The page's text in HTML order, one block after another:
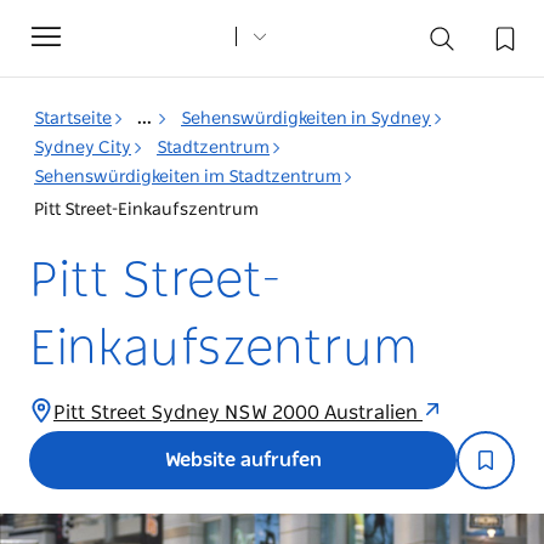
Toggle
navigation
Startseite ...
Sehenswürdigkeiten in Sydney
Sydney City
Stadtzentrum
Sehenswürdigkeiten im Stadtzentrum
Pitt Street-Einkaufszentrum
Pitt Street-
Einkaufszentrum
Pitt Street Sydney NSW 2000 Australien
Website aufrufen